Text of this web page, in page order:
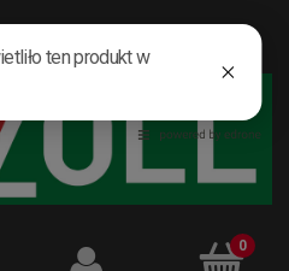
SIĘ ZALOGUJ SIĘ